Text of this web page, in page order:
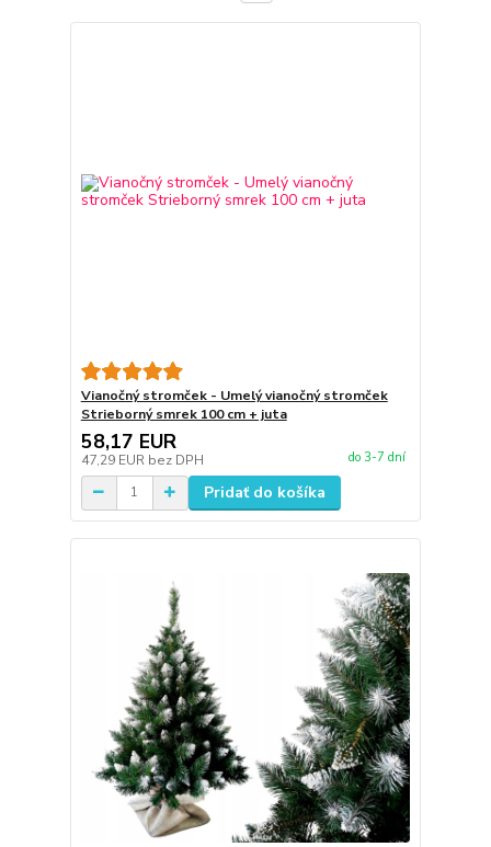
Vianočný stromček - Umelý vianočný stromček
Strieborný smrek 100 cm + juta
58,17 EUR
47,29 EUR bez DPH do 3-7 dní
Pridať do košíka